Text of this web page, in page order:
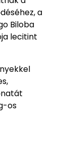
a
Biloba
lecitint
os